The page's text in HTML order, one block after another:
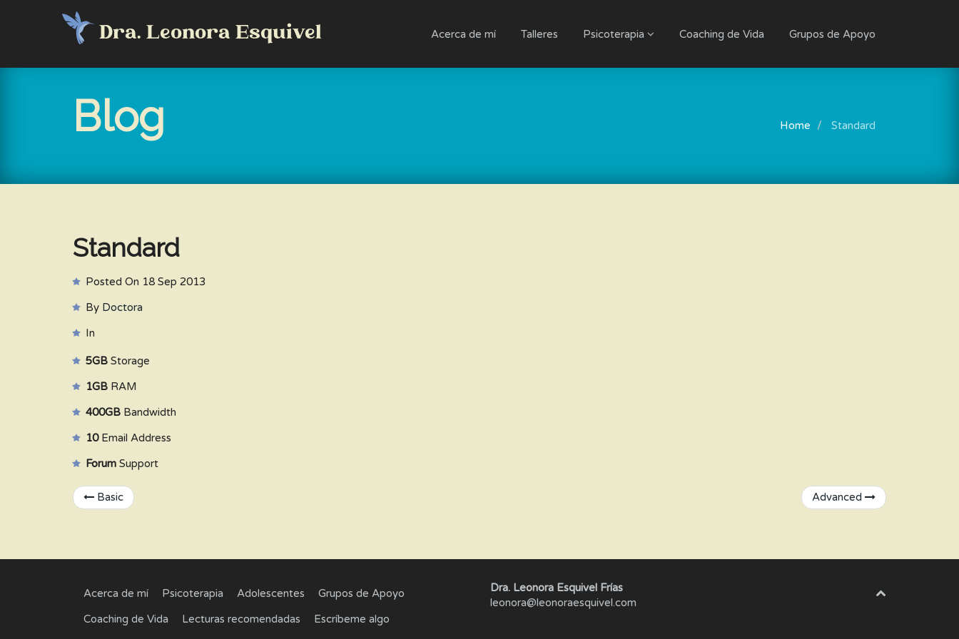
Dra. Leonora Esquivel Acerca de mí Talleres Psicoterapia Coaching de Vida Grupos de Apoyo
Blog Home Standard
Standard
Posted On 18 Sep 2013
By Doctora
In
5GB Storage
1GB RAM
400GB Bandwidth
10Email Address
Forum Support
Basic Advanced
Acerca de mí Psicoterapia Adolescentes
Grupos de Apoyo
Coaching de Vida
Lecturas recomendadas Escríbeme algo
Dra. Leonora Esquivel Frías
leonora@leonoraesquivel.com